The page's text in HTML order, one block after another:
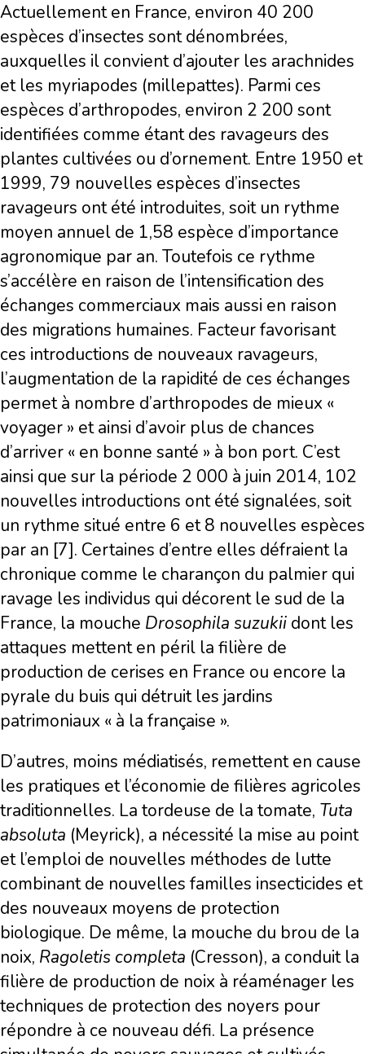
Actuellement en France, environ 40 200
espèces d’insectes sont dénombrées,
auxquelles il convient d’ajouter les arachnides
et les myriapodes (millepattes). Parmi ces
espèces d’arthropodes, environ 2 200 sont
identifiées comme étant des ravageurs des
plantes cultivées ou d’ornement. Entre 1950 et
1999, 79 nouvelles espèces d’insectes
ravageurs ont été introduites, soit un rythme
moyen annuel de 1,58 espèce d’importance
agronomique par an. Toutefois ce rythme
s’accélère en raison de l’intensification des
échanges commerciaux mais aussi en raison
des migrations humaines. Facteur favorisant
ces introductions de nouveaux ravageurs,
l’augmentation de la rapidité de ces échanges
permet à nombre d’arthropodes de mieux «
voyager » et ainsi d’avoir plus de chances
d’arriver « en bonne santé » à bon port. C’est
ainsi que sur la période 2 000 à juin 2014, 102
nouvelles introductions ont été signalées, soit
un rythme situé entre 6 et 8 nouvelles espèces
par an [7]. Certaines d’entre elles défraient la
chronique comme le charançon du palmier qui
ravage les individus qui décorent le sud de la
France, la mouche Drosophila suzukii dont les
attaques mettent en péril la filière de
production de cerises en France ou encore la
pyrale du buis qui détruit les jardins
patrimoniaux « à la française ».
D’autres, moins médiatisés, remettent en cause
les pratiques et l’économie de filières agricoles
traditionnelles. La tordeuse de la tomate, Tuta
absoluta (Meyrick), a nécessité la mise au point
et l’emploi de nouvelles méthodes de lutte
combinant de nouvelles familles insecticides et
des nouveaux moyens de protection
biologique. De même, la mouche du brou de la
noix, Ragoletis completa (Cresson), a conduit la
filière de production de noix à réaménager les
techniques de protection des noyers pour
répondre à ce nouveau défi. La présence